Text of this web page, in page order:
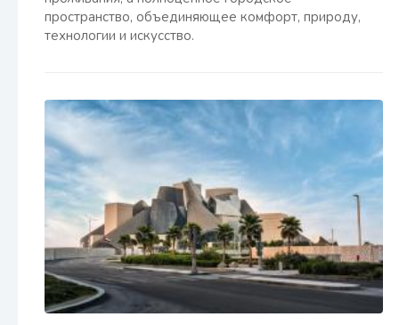
пространство, объединяющее комфорт, природу,
технологии и искусство.